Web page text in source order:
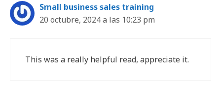
Small business sales training
20 octubre, 2024 a las 10:23 pm
This was a really helpful read, appreciate it.